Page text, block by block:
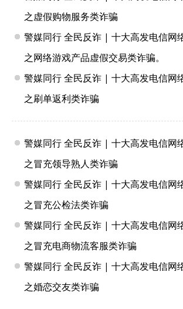
之虚假购物服务类诈骗
警媒同行 全民反诈 | 十大高发电信网
之网络游戏产品虚假交易类诈骗。
警媒同行 全民反诈 | 十大高发电信网
之刷单返利类诈骗
警媒同行 全民反诈 | 十大高发电信网
之冒充领导熟人类诈骗
警媒同行 全民反诈 | 十大高发电信网
之冒充公检法类诈骗
警媒同行 全民反诈 | 十大高发电信网
之冒充电商物流客服类诈骗
警媒同行 全民反诈 | 十大高发电信网
之婚恋交友类诈骗